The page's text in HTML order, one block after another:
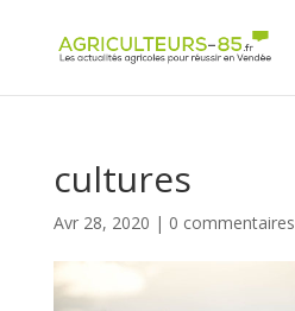
cultures
Avr 28, 2020 | 0 commentaires